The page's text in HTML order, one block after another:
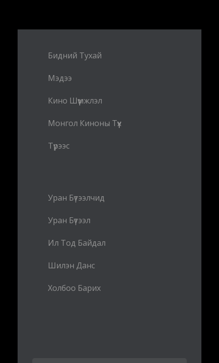
Бидний Тухай
Мэдээ
Кино Шүүмжлэл
Монгол Киноны Түүх
Түрээс
Уран Бүтээлчид
Уран Бүтээл
Ил Тод Байдал
Шилэн Данс
Холбоо Барих